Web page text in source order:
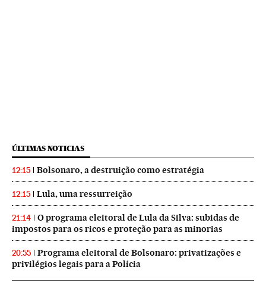
ÚLTIMAS NOTICIAS
12:15 Bolsonaro, a destruição como estratégia
12:15 Lula, uma ressurreição
21:14
O programa eleitoral de Lula da Silva: subidas de
impostos para os ricos e proteção para as minorias
20:55
Programa eleitoral de Bolsonaro: privatizações e
privilégios legais para a Polícia